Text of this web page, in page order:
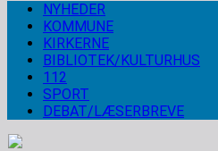
NYHEDER
KOMMUNE
KIRKERNE
BIBLIOTEK/KULTURHUS
112
SPORT
DEBAT/LÆSERBREVE